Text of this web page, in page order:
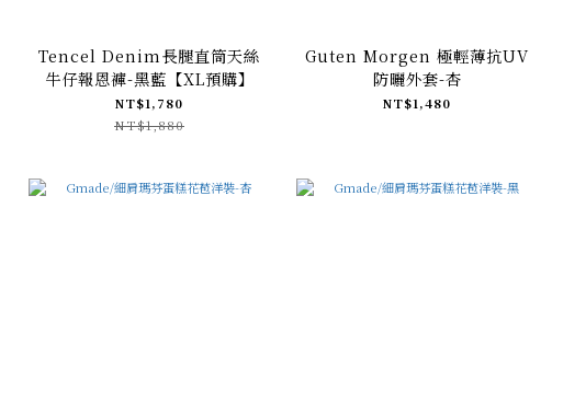
Tencel Denim長腿直筒天絲
牛仔報恩褲-黑藍【XL預購】
NT$1,780
NT$1,880
Guten Morgen 極輕薄抗UV
防曬外套-杏
NT$1,480